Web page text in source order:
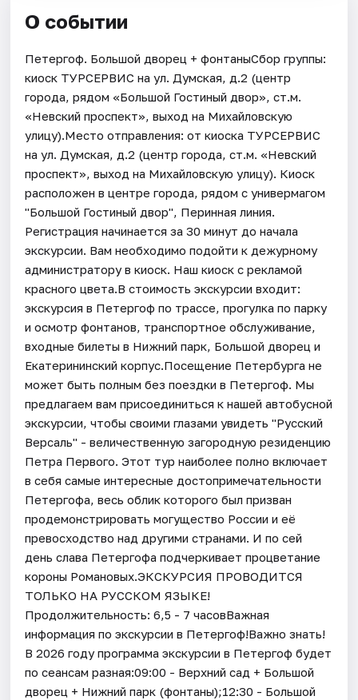
О событии
Петергоф. Большой дворец + фонтаныСбор группы:
киоск ТУРСЕРВИС на ул. Думская, д.2 (центр
города, рядом «Большой Гостиный двор», ст.м.
«Невский проспект», выход на Михайловскую
улицу).Место отправления: от киоска ТУРСЕРВИС
на ул. Думская, д.2 (центр города, ст.м. «Невский
проспект», выход на Михайловскую улицу). Киоск
расположен в центре города, рядом с универмагом
"Большой Гостиный двор", Перинная линия.
Регистрация начинается за 30 минут до начала
экскурсии. Вам необходимо подойти к дежурному
администратору в киоск. Наш киоск с рекламой
красного цвета.В стоимость экскурсии входит:
экскурсия в Петергоф по трассе, прогулка по парку
и осмотр фонтанов, транспортное обслуживание,
входные билеты в Нижний парк, Большой дворец и
Екатерининский корпус.Посещение Петербурга не
может быть полным без поездки в Петергоф. Мы
предлагаем вам присоединиться к нашей автобусной
экскурсии, чтобы своими глазами увидеть "Русский
Версаль" - величественную загородную резиденцию
Петра Первого. Этот тур наиболее полно включает
в себя самые интересные достопримечательности
Петергофа, весь облик которого был призван
продемонстрировать могущество России и её
превосходство над другими странами. И по сей
день слава Петергофа подчеркивает процветание
короны Романовых.ЭКСКУРСИЯ ПРОВОДИТСЯ
ТОЛЬКО НА РУССКОМ ЯЗЫКЕ!
Продолжительность: 6,5 - 7 часовВажная
информация по экскурсии в Петергоф!Важно знать!
В 2026 году программа экскурсии в Петергоф будет
по сеансам разная:09:00 - Верхний сад + Большой
дворец + Нижний парк (фонтаны);12:30 - Большой